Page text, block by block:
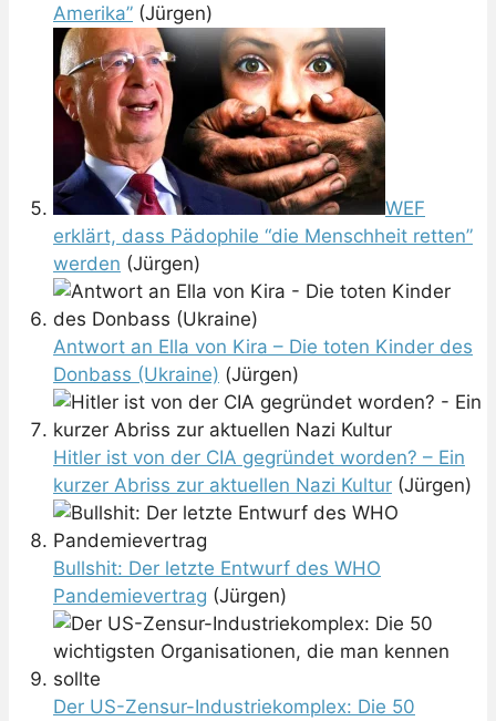
Amerika” (Jürgen)
WEF
erklärt, dass Pädophile “die Menschheit retten”
werden (Jürgen)
Antwort an Ella von Kira – Die toten Kinder des
Donbass (Ukraine) (Jürgen)
Hitler ist von der CIA gegründet worden? – Ein
kurzer Abriss zur aktuellen Nazi Kultur (Jürgen)
Bullshit: Der letzte Entwurf des WHO
Pandemievertrag (Jürgen)
Der US-Zensur-Industriekomplex: Die 50